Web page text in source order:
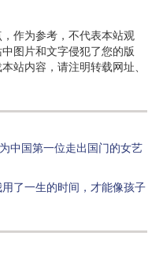
作为参考，不代表本站观
图片和文字侵犯了您的版
站内容，请注明转载网址、
中国第一位走出国门的女艺
了一生的时间，才能像孩子